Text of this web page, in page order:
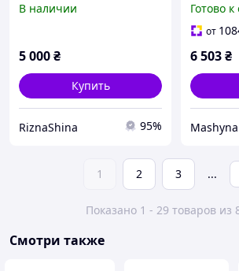
В наличии
5 000₴
Купить
RiznaShina 95%
Готово
от
6 503₴
Mashyna
1 2 3 ...
Показано 1 - 29 товаров из
Смотри также